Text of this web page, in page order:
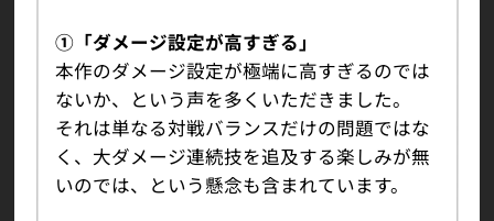
①「ダメージ設定が高すぎる」
本作のダメージ設定が極端に高すぎるのでは
ないか、という声を多くいただきました。
それは単なる対戦バランスだけの問題ではな
く、大ダメージ連続技を追及する楽しみが無
いのでは、という懸念も含まれています。